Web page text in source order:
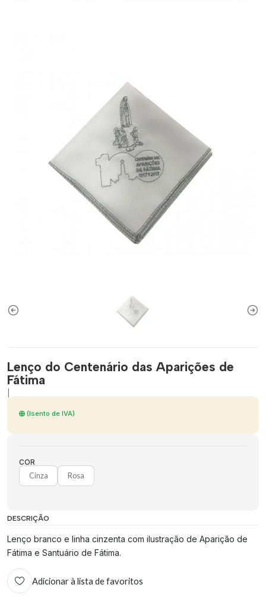
Lenço do Centenário das Aparições de
Fátima
(Isento de IVA)
COR
Cinza
Rosa
DESCRIÇÃO
Lenço branco e linha cinzenta com ilustração de Aparição de
Fátima e Santuário de Fátima.
Adicionar à lista de favoritos